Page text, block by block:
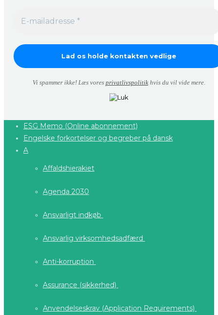
Vi spammer ikke! Læs vores privatlivspolitikhvis du vil vide mere.
ESG Memo (Online abonnement)
Engelske forkortelser og begreber på dansk
A
Affaldshierakiet
Agenda 2030
Ansvarligt indkøb
Ansvarlig virksomhedsadfærd
Anti-korruption
Assurance (sikkerhed)
Anvendelseskrav (Application Requirements)